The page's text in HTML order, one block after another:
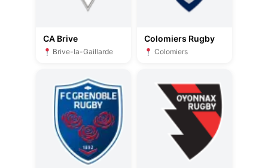
CA Brive
Brive-la-Gaillarde
Colomiers Rugby
Colomiers